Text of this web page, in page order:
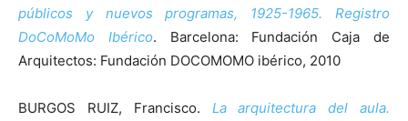
públicos y nuevos programas, 1925-1965. Registro
DoCoMoMo Ibérico. Barcelona: Fundación Caja de
Arquitectos: Fundación DOCOMOMO ibérico, 2010
BURGOS RUIZ, Francisco. La arquitectura del aula.